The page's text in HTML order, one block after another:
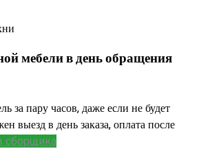
мебели в день обращения
за пару часов, даже если не будет
выезд в день заказа, оплата после
сборщика